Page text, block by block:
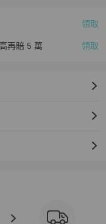
領取
再賠 5 萬 領取